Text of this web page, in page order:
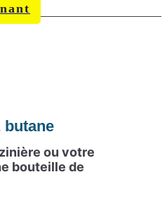
butane
ou votre
bouteille de